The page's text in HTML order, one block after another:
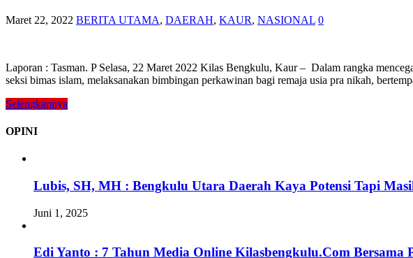
Maret 22, 2022 BERITA UTAMA, DAERAH, KAUR, NASIONAL 0
Laporan : Tasman. P Selasa, 22 Maret 2022 Kilas Bengkulu, Kaur – Dalam rangka
seksi bimas islam, melaksanakan bimbingan perkawinan bagi remaja usia pra nikah,
Selengkapnya
OPINI
Lubis, SH, MH : Bengkulu Utara Daerah Kaya Potensi Tapi
Juni 1, 2025
Edi Yanto : 7 Tahun Media Online Kilasbengkulu.Com Bersama